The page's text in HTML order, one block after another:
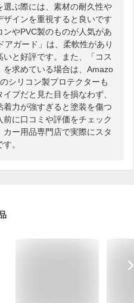
ぶ際には、素材の耐久性や
インを重視すると良いです
やPVC製のものが人気があ
アガード」は、柔軟性があり
と好評です。また、「コス
を求めている場合は、Amazo
シリコン製プロテクターも
プだと見た目を損なわず、
力が強すぎると塗装を傷つ
に口コミや評価をチェック
ー用品専門店で実際にスタ
。